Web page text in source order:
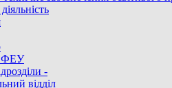
-
відділ